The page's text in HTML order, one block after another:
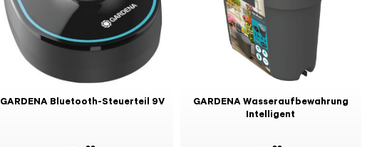
GARDENA Bluetooth-Steuerteil 9V
GARDENA Wasseraufbewahrung
Intelligent